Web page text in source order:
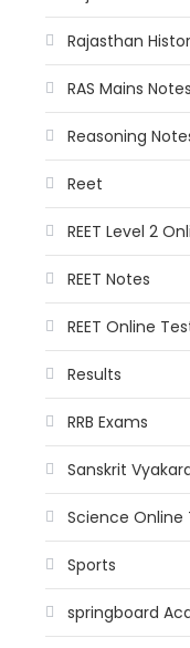
Rajasthan
RAS Mains Notes
Reasoning
Reet
REET Level 2
REET Notes
REET Online
Results
RRB Exams
Sanskrit
Science Online
Sports
springboard